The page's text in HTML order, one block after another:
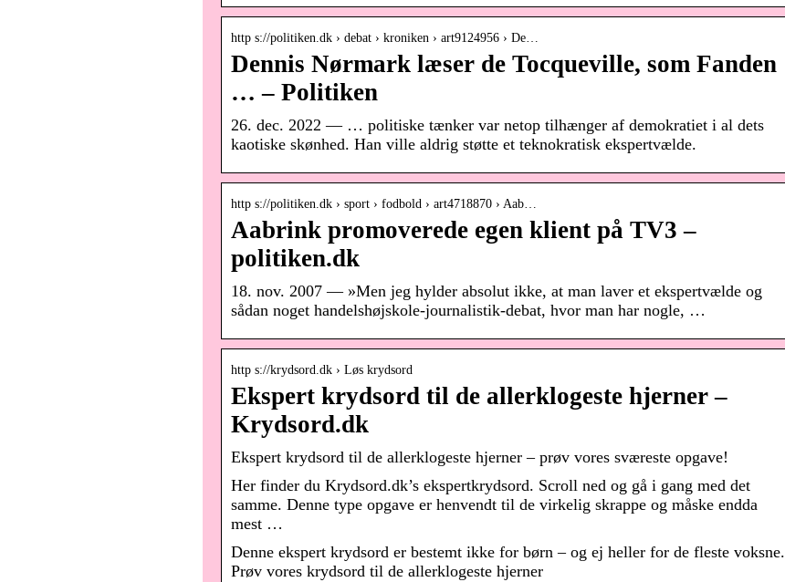
http s://politiken.dk › debat › kroniken › art9124956 › De…
Dennis Nørmark læser de Tocqueville, som Fanden
… – Politiken
26. dec. 2022 — … politiske tænker var netop tilhænger af demokratiet i al dets
kaotiske skønhed. Han ville aldrig støtte et teknokratisk ekspertvælde.
http s://politiken.dk › sport › fodbold › art4718870 › Aab…
Aabrink promoverede egen klient på TV3 –
politiken.dk
18. nov. 2007 — »Men jeg hylder absolut ikke, at man laver et ekspertvælde og
sådan noget handelshøjskole-journalistik-debat, hvor man har nogle, …
http s://krydsord.dk › Løs krydsord
Ekspert krydsord til de allerklogeste hjerner –
Krydsord.dk
Ekspert krydsord til de allerklogeste hjerner – prøv vores sværeste opgave!
Her finder du Krydsord.dk’s ekspertkrydsord. Scroll ned og gå i gang med det
samme. Denne type opgave er henvendt til de virkelig skrappe og måske endda
mest …
Denne ekspert krydsord er bestemt ikke for børn – og ej heller for de fleste voksne.
Prøv vores krydsord til de allerklogeste hjerner